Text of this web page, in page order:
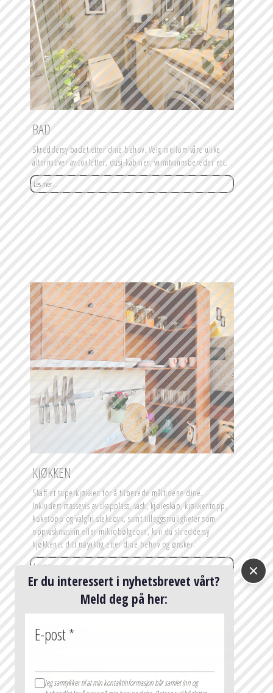
BAD
Skreddersy badet etter dine behov. Velg mellom våre ulike
alternativer av toaletter, dusj-kabiner, varmtvannsbereder etc.
Les mer...
KJØKKEN
Skaff et superkjøkken for å tilberede måltidene dine.
Inkludert massevis av skapplass, vask, kjøleskap, kjøkkentopp,
koketopp og valgfri stekeovn, samt tilleggsmuligheter som
oppvaskmaskin eller mikrobølgeovn, kan du skreddersy
kjøkkenet ditt nøyaktig etter dine behov og ønsker.
Les mer...
E-post*
Jeg samtykker til at min kontaktinformasjon blir samlet inn og
Er du interessert i nyhetsbrevet vårt?
Meld deg på her: